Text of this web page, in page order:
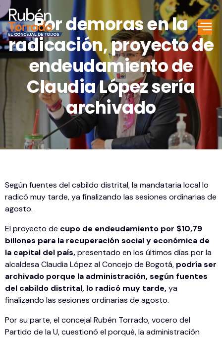
Por demoras en la
radicación, proyecto de
endeudamiento de
Claudia López sería
archivado
Según fuentes del cabildo distrital, la mandataria local lo
radicó muy tarde, ya finalizando las sesiones ordinarias de
agosto.
El proyecto de cupo de endeudamiento por $10,79
billones para la recuperación social y económica de
la capital del país,presentado en los últimos días por la
alcaldesa Claudia López al Concejo de Bogotá, podría ser
archivado porque la administración, según fuentes
del cabildo distrital, lo radicó muy tarde,ya
finalizando las sesiones ordinarias de agosto.
Por su parte, el concejal Rubén Torrado, vocero del
Partido de la U, cuestionó el porqué, la administración